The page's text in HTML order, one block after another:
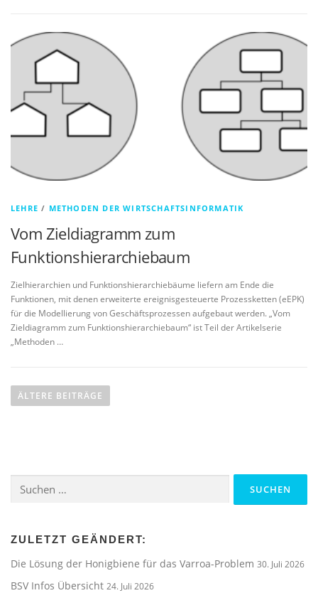
LEHRE / METHODEN DER WIRTSCHAFTSINFORMATIK
Vom Zieldiagramm zum
Funktionshierarchiebaum
Zielhierarchien und Funktionshierarchiebäume liefern am Ende die
Funktionen, mit denen erweiterte ereignisgesteuerte Prozessketten (eEPK)
für die Modellierung von Geschäftsprozessen aufgebaut werden. „Vom
Zieldiagramm zum Funktionshierarchiebaum“ ist Teil der Artikelserie
„Methoden …
e
a
v
i
ÄLTERE BEITRÄGE
nach:
ZULETZT GEÄNDERT:
Die Lösung der Honigbiene für das Varroa-Problem 30. Juli 2026
BSV Infos Übersicht 24. Juli 2026